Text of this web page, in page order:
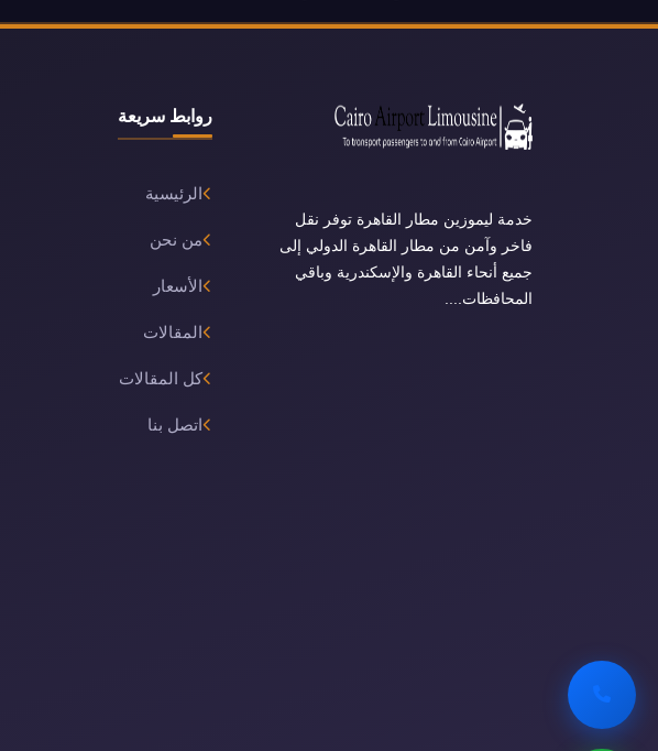
خدمة ليموزين مطار القاهرة توفر نقل
فاخر وآمن من مطار القاهرة الدولي إلى
جميع أنحاء القاهرة والإسكندرية وباقي
المحافظات....
روابط سريعة
الرئيسية
من نحن
الأسعار
المقالات
كل المقالات
اتصل بنا